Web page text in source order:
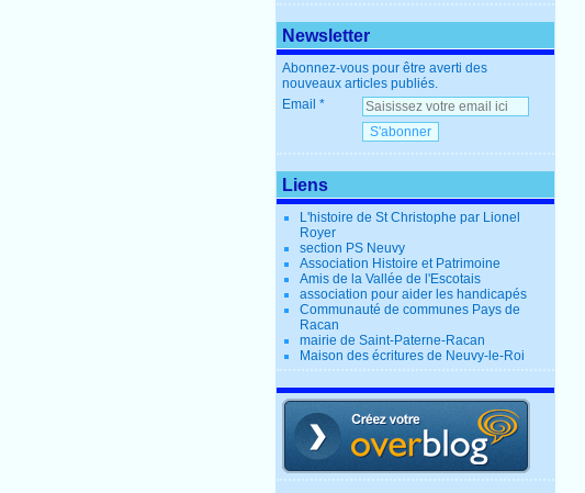
Newsletter
Abonnez-vous pour être averti des
nouveaux articles publiés.
Email
Liens
L'histoire de St Christophe par Lionel
Royer
section PS Neuvy
Association Histoire et Patrimoine
Amis de la Vallée de l'Escotais
association pour aider les handicapés
Communauté de communes Pays de
Racan
mairie de Saint-Paterne-Racan
Maison des écritures de Neuvy-le-Roi